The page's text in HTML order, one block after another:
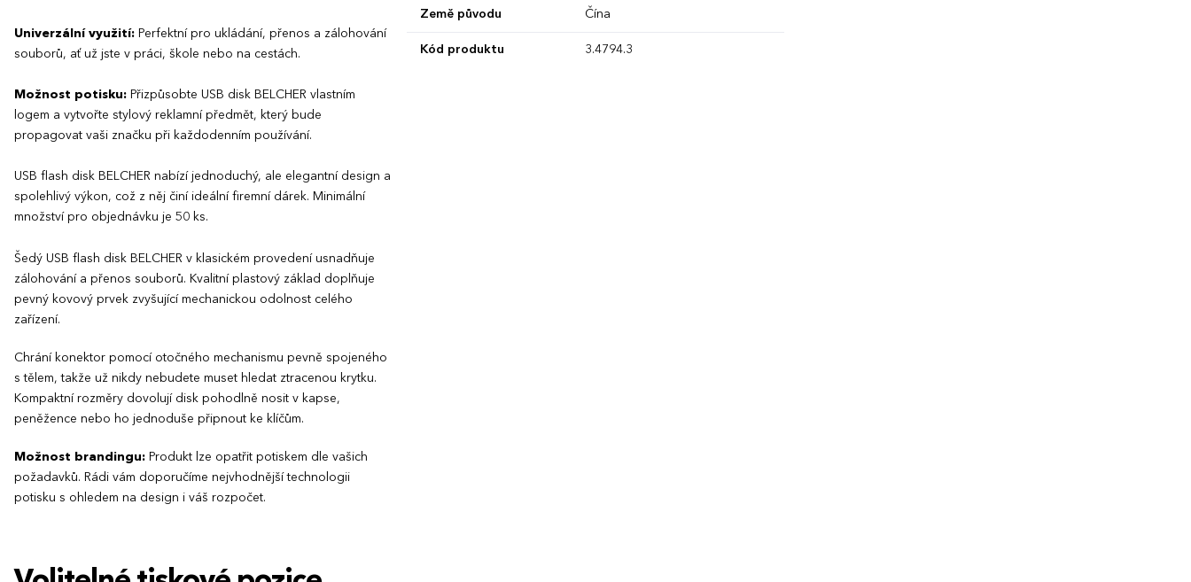
Univerzální využití: Perfektní pro ukládání, přenos a zálohování
souborů, ať už jste v práci, škole nebo na cestách.
Možnost potisku: Přizpůsobte USB disk BELCHER vlastním
logem a vytvořte stylový reklamní předmět, který bude
propagovat vaši značku při každodenním používání.
USB flash disk BELCHER nabízí jednoduchý, ale elegantní design a
spolehlivý výkon, což z něj činí ideální firemní dárek. Minimální
množství pro objednávku je 50 ks.
Šedý USB flash disk BELCHER v klasickém provedení usnadňuje
zálohování a přenos souborů. Kvalitní plastový základ doplňuje
pevný kovový prvek zvyšující mechanickou odolnost celého
zařízení.
Chrání konektor pomocí otočného mechanismu pevně spojeného
s tělem, takže už nikdy nebudete muset hledat ztracenou krytku.
Kompaktní rozměry dovolují disk pohodlně nosit v kapse,
peněžence nebo ho jednoduše připnout ke klíčům.
Možnost brandingu: Produkt lze opatřit potiskem dle vašich
požadavků. Rádi vám doporučíme nejvhodnější technologii
potisku s ohledem na design i váš rozpočet.
Země původu Čína
Kód produktu 3.4794.3